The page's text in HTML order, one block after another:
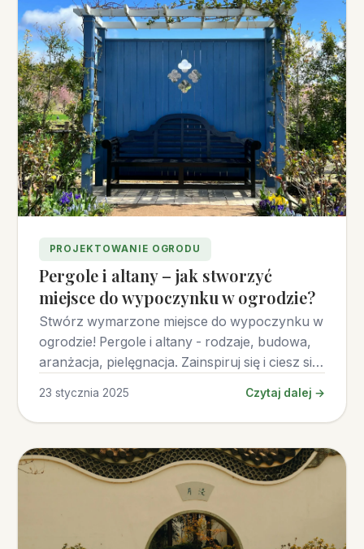
PROJEKTOWANIE OGRODU
Pergole i altany – jak stworzyć
miejsce do wypoczynku w ogrodzie?
Stwórz wymarzone miejsce do wypoczynku w
ogrodzie! Pergole i altany - rodzaje, budowa,
aranżacja, pielęgnacja. Zainspiruj się i ciesz się
23 stycznia 2025 Czytaj dalej →